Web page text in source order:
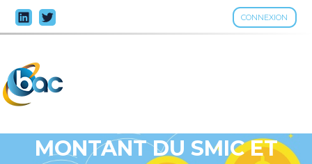
CONNEXION
Aller
au
MONTANT DU SMIC ET